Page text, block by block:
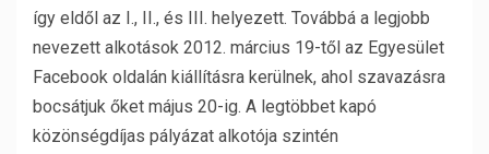
így eldől az I., II., és III. helyezett. Továbbá a legjobb
nevezett alkotások 2012. március 19-től az Egyesület
Facebook oldalán kiállításra kerülnek, ahol szavazásra
bocsátjuk őket május 20-ig. A legtöbbet kapó
közönségdíjas pályázat alkotója szintén